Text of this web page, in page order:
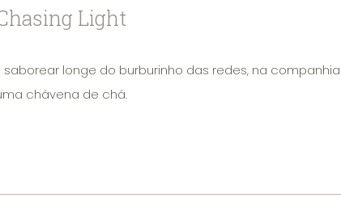
Light
longe do burburinho das redes, na
chávena de chá.